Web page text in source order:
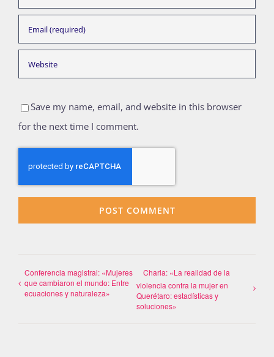
Save my name, email, and website in this browser
for the next time I comment.
Conferencia magistral: «Mujeres
que cambiaron el mundo: Entre
ecuaciones y naturaleza»
Charla: «La realidad de la
violencia contra la mujer en
Querétaro: estadísticas y
soluciones»